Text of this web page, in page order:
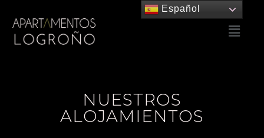
NUESTROS
ALOJAMIENTOS
Español